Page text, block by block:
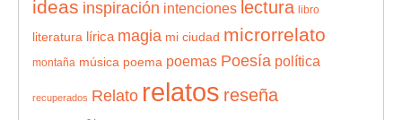
ideas inspiración intenciones lectura libro
literatura lírica magia mi ciudad microrrelato
montaña música poema poemas Poesía política
recuperados Relato relatos reseña